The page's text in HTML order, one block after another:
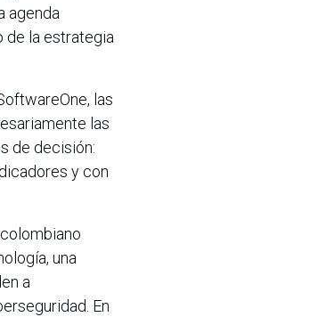
agenda
de la estrategia
las
las
de decisión:
y con
una
a
En